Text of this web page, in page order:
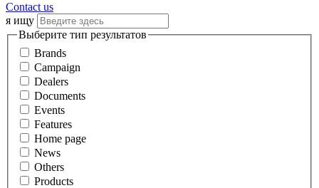
Contact us
я ищу
Выберите тип результатов
Brands
Campaign
Dealers
Documents
Events
Features
Home page
News
Others
Products